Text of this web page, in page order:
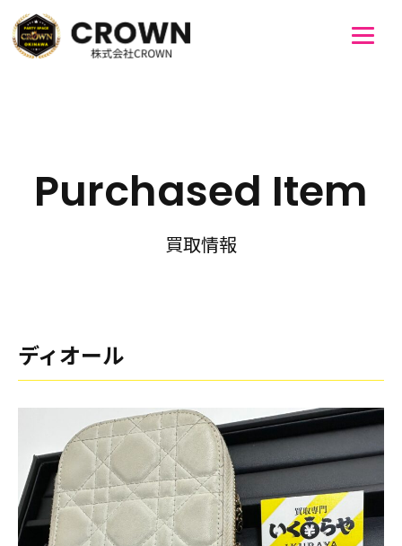
Purchased Item
買取情報
ディオール